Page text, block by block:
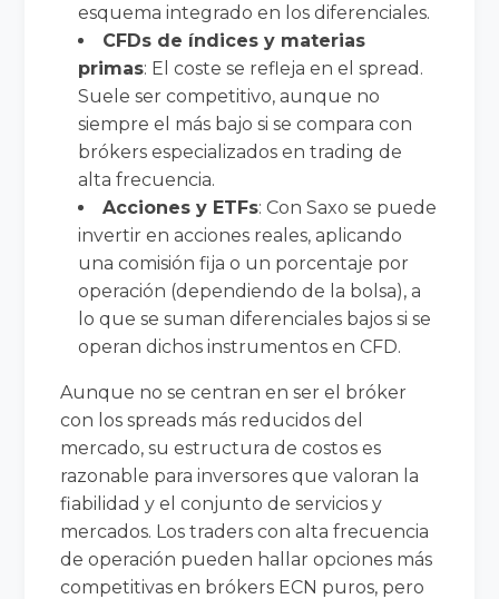
esquema integrado en los diferenciales.
CFDs de índices y materias
primas: El coste se refleja en el spread.
Suele ser competitivo, aunque no
siempre el más bajo si se compara con
brókers especializados en trading de
alta frecuencia.
Acciones y ETFs: Con Saxo se puede
invertir en acciones reales, aplicando
una comisión fija o un porcentaje por
operación (dependiendo de la bolsa), a
lo que se suman diferenciales bajos si se
operan dichos instrumentos en CFD.
Aunque no se centran en ser el bróker
con los spreads más reducidos del
mercado, su estructura de costos es
razonable para inversores que valoran la
fiabilidad y el conjunto de servicios y
mercados. Los traders con alta frecuencia
de operación pueden hallar opciones más
competitivas en brókers ECN puros, pero